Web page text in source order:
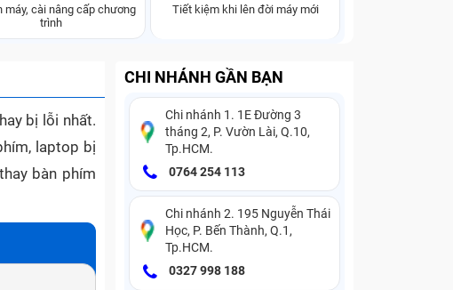
máy, cài nâng cấp chương
trình
Tiết kiệm khi lên đời máy mới
bị lỗi nhất.
laptop bị
bàn phím
CHI NHÁNH GẦN BẠN
Chi nhánh 1. 1E Đường 3
tháng 2, P. Vườn Lài, Q.10,
Tp.HCM.
0764 254 113
Chi nhánh 2. 195 Nguyễn Thái
Học, P. Bến Thành, Q.1,
Tp.HCM.
0327 998 188